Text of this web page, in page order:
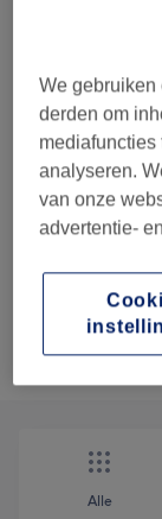
verzorging,
1 u 15 minToon
head spa
hydratatie,
serum en een
1 u 30 minToon
Niet wat je zocht?
Alle
Alle
We gebruiken
derden om
mediafuncties
analyseren.
van onze
advertentie-